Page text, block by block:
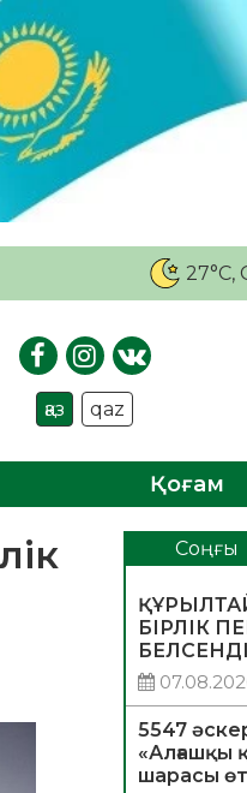
27°C,
қаз qaz
Қоғам
Соңғы
БІРЛІК
5547
«Алғашқы
шарасы